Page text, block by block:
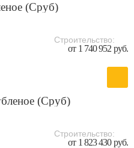
(Сруб)
Строительство:
от 1 740 952 руб.
(Сруб)
Строительство:
от 1 823 430 руб.